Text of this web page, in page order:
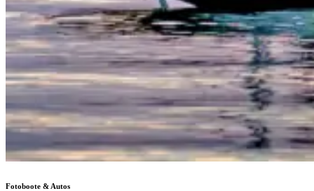
Fotoboote & Autos